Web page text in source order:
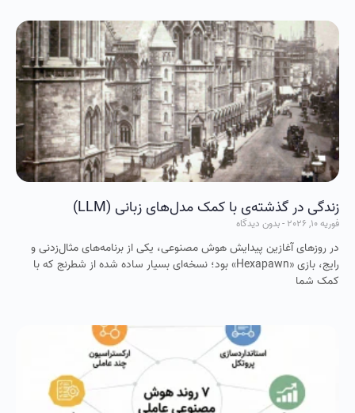
زندگی در گذشته‌ی با کمک مدل‌های زبانی (LLM)
فوریه 10, 2026 بدون دیدگاه
در روزهای آغازین پیدایش هوش مصنوعی، یکی از برنامه‌های مثال‌زدنی و
رایج، بازی «Hexapawn» بود؛ نسخه‌ای بسیار ساده شده از شطرنج که با
کمک شما